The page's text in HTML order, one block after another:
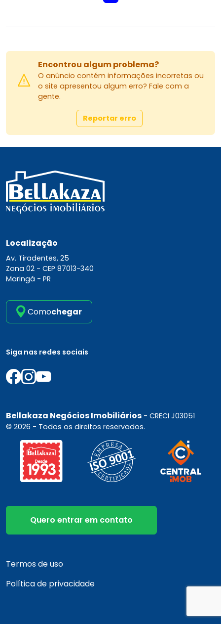
Encontrou algum problema?
O anúncio contém informações incorretas ou
o site apresentou algum erro? Fale com a
gente.
Reportar erro
Localização
Av. Tiradentes, 25
Zona 02 - CEP 87013-340
Maringá - PR
Comochegar
Siga nas redes sociais
Bellakaza Negócios Imobiliários - CRECI J03051
© 2026 - Todos os direitos reservados.
Quero entrar em contato
Termos de uso
Política de privacidade